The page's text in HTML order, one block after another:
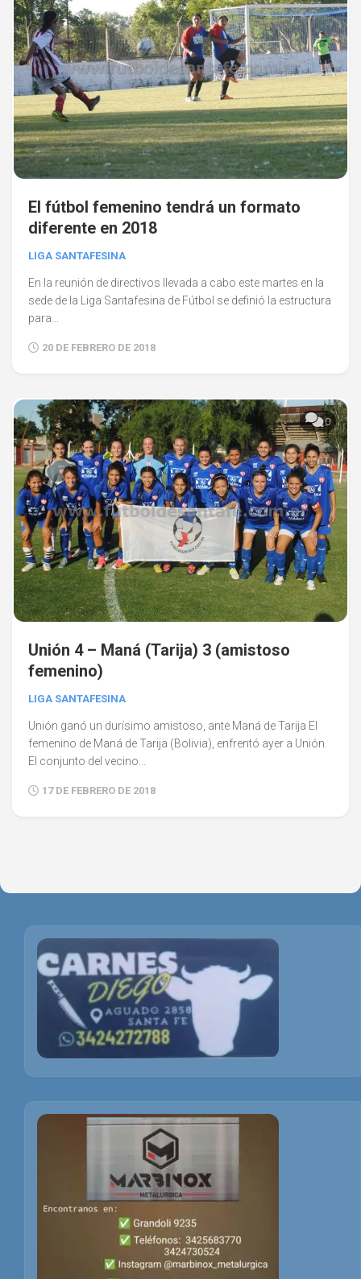
El fútbol femenino tendrá un formato
diferente en 2018
LIGA SANTAFESINA
En la reunión de directivos llevada a cabo este martes en la
sede de la Liga Santafesina de Fútbol se definió la estructura
para...
20 DE FEBRERO DE 2018
0
Unión 4 – Maná (Tarija) 3 (amistoso
femenino)
LIGA SANTAFESINA
Unión ganó un durísimo amistoso, ante Maná de Tarija El
femenino de Maná de Tarija (Bolivia), enfrentó ayer a Unión.
El conjunto del vecino...
17 DE FEBRERO DE 2018